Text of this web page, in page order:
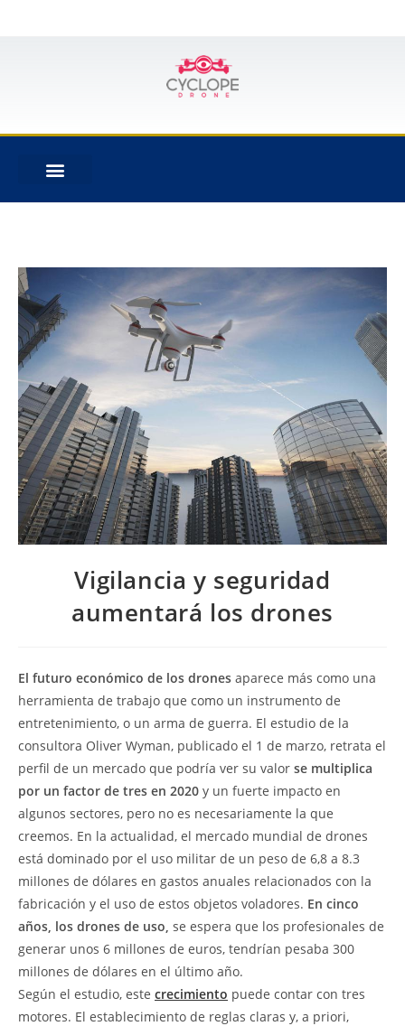
Vigilancia y seguridad
aumentará los drones
El futuro económico de los drones aparece más como una
herramienta de trabajo que como un instrumento de
entretenimiento, o un arma de guerra. El estudio de la
consultora Oliver Wyman, publicado el 1 de marzo, retrata el
perfil de un mercado que podría ver su valor se multiplica
por un factor de tres en 2020 y un fuerte impacto en
algunos sectores, pero no es necesariamente la que
creemos. En la actualidad, el mercado mundial de drones
está dominado por el uso militar de un peso de 6,8 a 8.3
millones de dólares en gastos anuales relacionados con la
fabricación y el uso de estos objetos voladores. En cinco
años, los drones de uso, se espera que los profesionales de
generar unos 6 millones de euros, tendrían pesaba 300
millones de dólares en el último año.
Según el estudio, este crecimiento puede contar con tres
motores. El establecimiento de reglas claras y, a priori,